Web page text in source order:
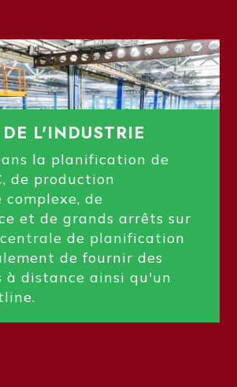
DE L'INDUSTRIE
la planification de
de production
de
et de grands arrêts sur
de planification
de fournir des
à distance ainsi qu'un